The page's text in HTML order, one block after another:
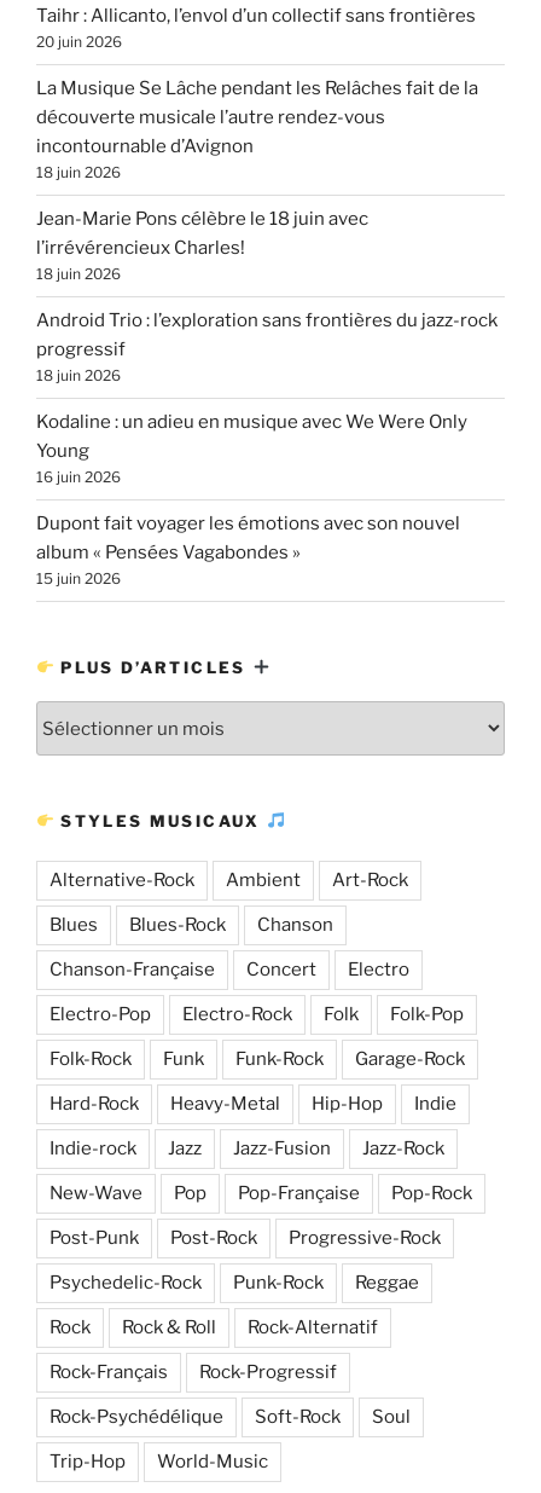
Taihr : Allicanto, l’envol d’un collectif sans frontières
20 juin 2026
La Musique Se Lâche pendant les Relâches fait de la
découverte musicale l’autre rendez-vous
incontournable d’Avignon
18 juin 2026
Jean-Marie Pons célèbre le 18 juin avec
l’irrévérencieux Charles!
18 juin 2026
Android Trio : l’exploration sans frontières du jazz-rock
progressif
18 juin 2026
Kodaline : un adieu en musique avec We Were Only
Young
16 juin 2026
Dupont fait voyager les émotions avec son nouvel
album « Pensées Vagabondes »
15 juin 2026
PLUS D’ARTICLES
STYLES MUSICAUX
Alternative-Rock Ambient Art-Rock
Blues Blues-Rock Chanson
Chanson-Française Concert Electro
Electro-Pop Electro-Rock Folk Folk-Pop
Folk-Rock Funk Funk-Rock Garage-Rock
Hard-Rock Heavy-Metal Hip-Hop Indie
Indie-rock Jazz Jazz-Fusion Jazz-Rock
New-Wave Pop Pop-Française Pop-Rock
Post-Punk Post-Rock Progressive-Rock
Psychedelic-Rock Punk-Rock Reggae
Rock Rock & Roll Rock-Alternatif
Rock-Français Rock-Progressif
Rock-Psychédélique Soft-Rock Soul
Trip-Hop World-Music